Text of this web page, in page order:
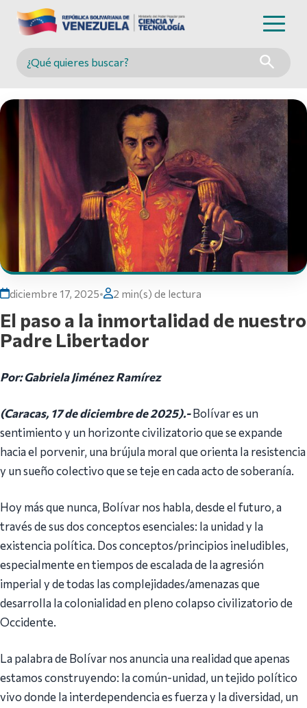
Buscar en MINCYT
diciembre 17, 2025• 2 min(s) de lectura
El paso a la inmortalidad de nuestro
Padre Libertador
Por: Gabriela Jiménez Ramírez
(Caracas, 17 de diciembre de 2025).-Bolívar es un
sentimiento y un horizonte civilizatorio que se expande
hacia el porvenir, una brújula moral que orienta la resistencia
y un sueño colectivo que se teje en cada acto de soberanía.
Hoy más que nunca, Bolívar nos habla, desde el futuro, a
través de sus dos conceptos esenciales: la unidad y la
existencia política. Dos conceptos/principios ineludibles,
especialmente en tiempos de escalada de la agresión
imperial y de todas las complejidades/amenazas que
desarrolla la colonialidad en pleno colapso civilizatorio de
Occidente.
La palabra de Bolívar nos anuncia una realidad que apenas
estamos construyendo: la común-unidad, un tejido político
vivo donde la interdependencia es fuerza y la diversidad, un